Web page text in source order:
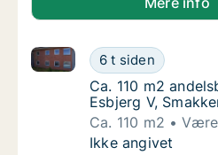
Ca. 110 m2
6 t siden
Ca. 110 m2 andelsbolig til
Ca. 110 m2
Ca. 110 m2
Esbjerg V,
Ca. 110 m2
Ca. 110 m2
Ikke angivet